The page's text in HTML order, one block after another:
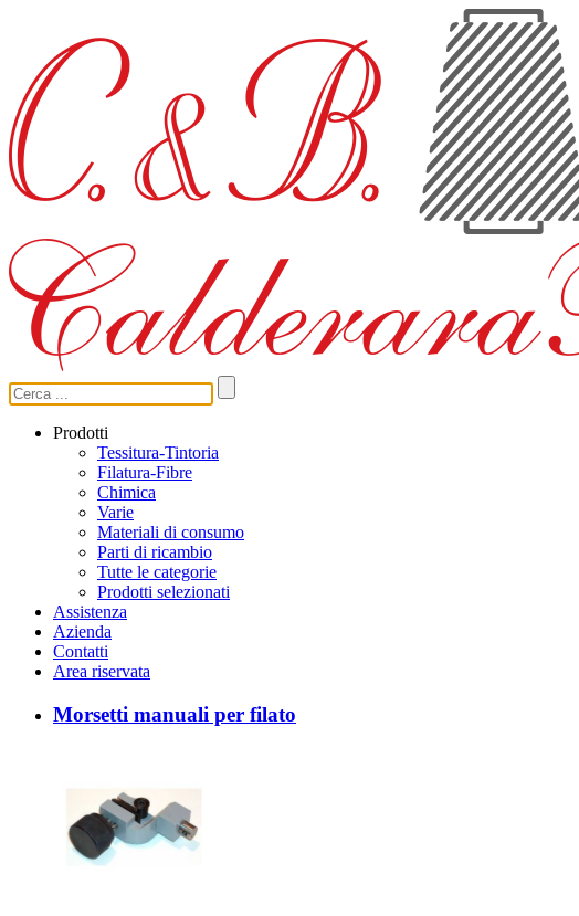
Prodotti
Tessitura-Tintoria
Filatura-Fibre
Chimica
Varie
Materiali di consumo
Parti di ricambio
Tutte le categorie
Prodotti selezionati
Assistenza
Azienda
Contatti
Area riservata
Morsetti manuali per filato